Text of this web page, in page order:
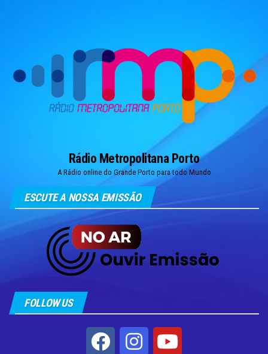
Rádio Metropolitana Porto
A Rádio online do Grande Porto para todo Mundo
ESCUTE A NOSSA EMISSÃO
FOLLOW US